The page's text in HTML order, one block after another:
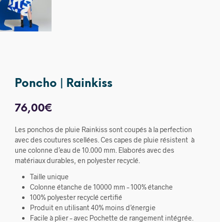
Poncho | Rainkiss
76,00€
Les ponchos de pluie Rainkiss sont coupés à la perfection
avec des coutures scellées. Ces capes de pluie résistent à
une colonne d’eau de 10.000 mm. Elaborés avec des
matériaux durables, en polyester recyclé.
Taille unique
Colonne étanche de 10000 mm – 100% étanche
100% polyester recyclé certifié
Produit en utilisant 40% moins d’énergie
Facile à plier – avec Pochette de rangement intégrée.